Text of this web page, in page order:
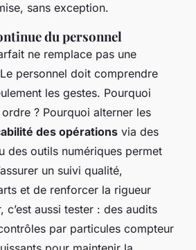
sans exception.
du personnel
ne remplace pas une
personnel doit comprendre
les gestes. Pourquoi
? Pourquoi alterner les
des opérations via des
des outils numériques permet
un suivi qualité,
et de renforcer la rigueur
c’est aussi tester : des audits
par particules compteur